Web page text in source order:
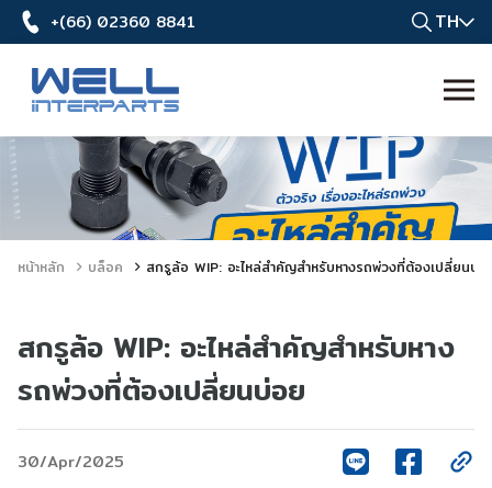
+(66) 02360 8841 TH
หน้าหลัก บล็อค สกรูล้อ WIP: อะไหล่สำคัญสำหรับหางรถพ่วงที่ต้องเปลี่ยนบ่อ
สกรูล้อ WIP: อะไหล่สำคัญสำหรับหาง
รถพ่วงที่ต้องเปลี่ยนบ่อย
30/Apr/2025